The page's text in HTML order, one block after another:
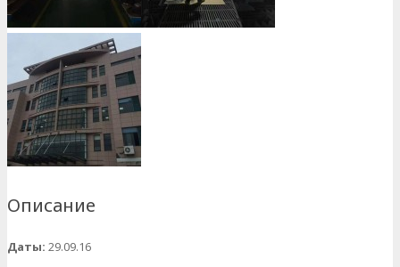
Описание
Даты: 29.09.16